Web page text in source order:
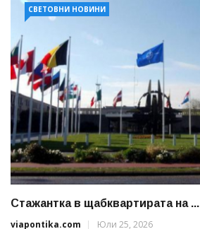
СВЕТОВНИ НОВИНИ
Стажантка в щабквартирата на ...
viapontika.com
Юли 25, 2026